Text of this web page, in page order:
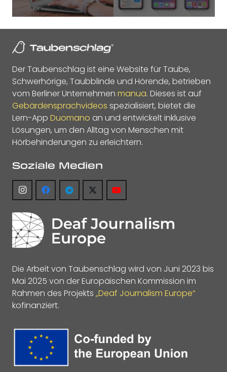
Der Taubenschlag ist eine Website für Taube,
Schwerhörige, Taubblinde und Hörende, betrieben
vom Berliner Unternehmen manua. Dieses ist auf
Gebärdensprachvideos spezialisiert, bietet die
Lern-App Duomano an und entwickelt inklusive
Lösungen, um den Alltag von Menschen mit
Hörbehinderungen zu erleichtern.
Soziale Medien
Die Arbeit von Taubenschlag wird von Juni 2023 bis
Mai 2025 von der Europäischen Kommission im
Rahmen des Projekts „Deaf Journalism Europe“
kofinanziert.